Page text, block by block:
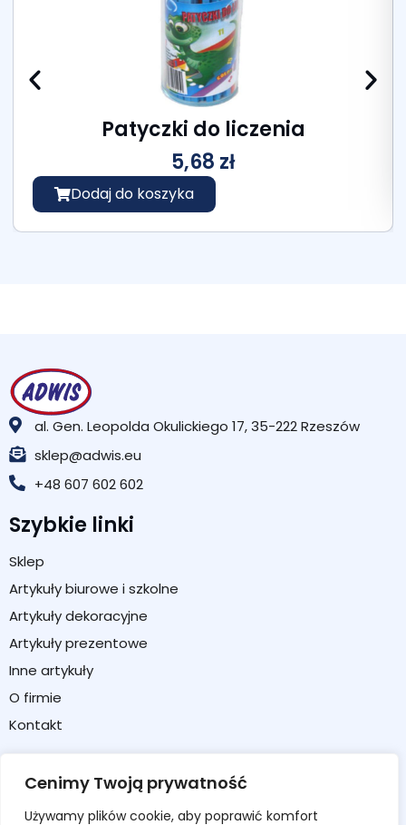
Cenimy Twoją prywatność
Używamy plików cookie, aby poprawić komfort
Patyczki do liczenia
5,68 zł
Dodaj do koszyka
al. Gen. Leopolda Okulickiego 17, 35-222 Rzeszów
sklep@adwis.eu
+48 607 602 602
Szybkie linki
Sklep
Artykuły biurowe i szkolne
Artykuły dekoracyjne
Artykuły prezentowe
Inne artykuły
O firmie
Kontakt